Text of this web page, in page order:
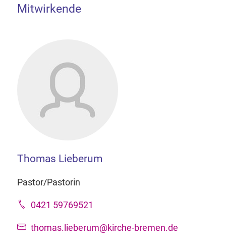
Mitwirkende
Thomas Lieberum
Pastor/Pastorin
0421 59769521
thomas.lieberum@kirche-bremen.de